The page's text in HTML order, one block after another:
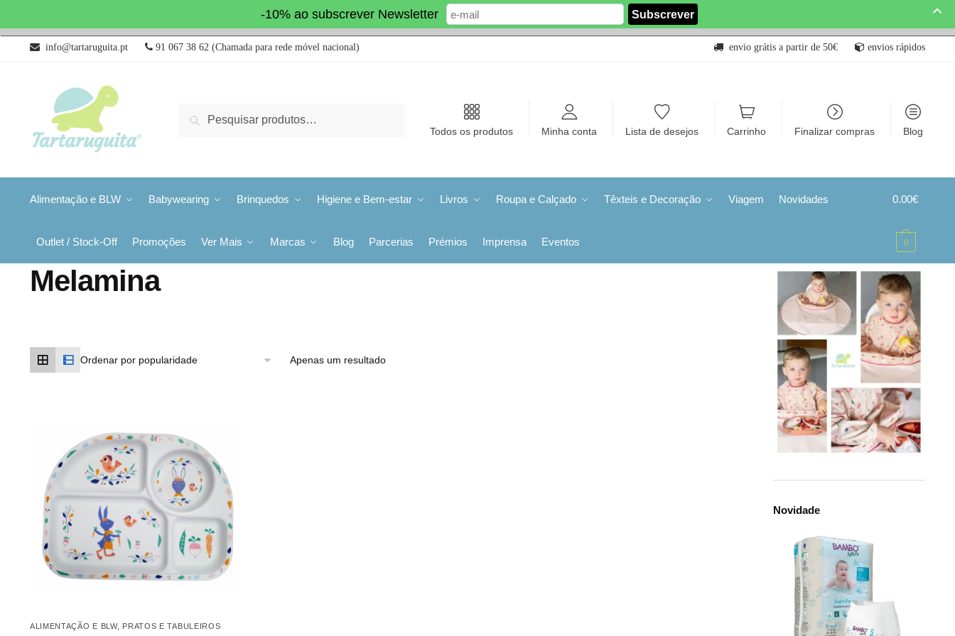
-10% ao subscrever Newsletter
info@tartaruguita.pt 91 067 38 62 (Chamada para rede móvel nacional) envio grátis a partir de 50€ envios rápidos
Pesquisa
Todos os produtos Minha conta Lista de desejos Carrinho Finalizar compras Blog
Alimentação e BLW Babywearing Brinquedos Higiene e Bem-estar Livros Roupa e Calçado Têxteis e Decoração Viagem Novidades
Outlet / Stock-Off Promoções Ver Mais Marcas Blog Parcerias Prémios Imprensa Eventos
0.00€
0
Melamina
Apenas um resultado
ALIMENTAÇÃO E BLW, PRATOS E TABULEIROS
Novidade